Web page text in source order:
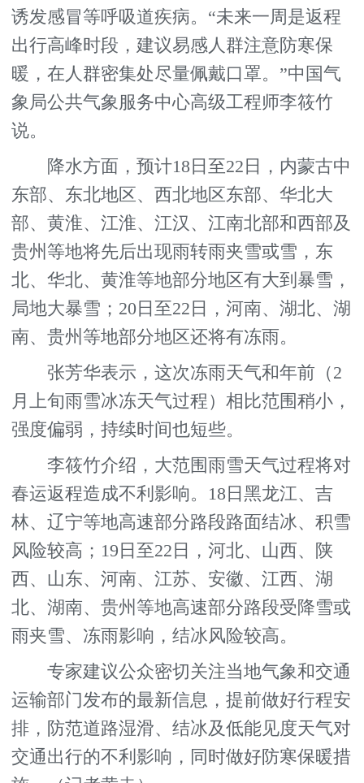
诱发感冒等呼吸道疾病。“未来一周是返程
出行高峰时段，建议易感人群注意防寒保
暖，在人群密集处尽量佩戴口罩。”中国气
象局公共气象服务中心高级工程师李筱竹
说。
降水方面，预计18日至22日，内蒙古中
东部、东北地区、西北地区东部、华北大
部、黄淮、江淮、江汉、江南北部和西部及
贵州等地将先后出现雨转雨夹雪或雪，东
北、华北、黄淮等地部分地区有大到暴雪，
局地大暴雪；20日至22日，河南、湖北、湖
南、贵州等地部分地区还将有冻雨。
张芳华表示，这次冻雨天气和年前（2
月上旬雨雪冰冻天气过程）相比范围稍小，
强度偏弱，持续时间也短些。
李筱竹介绍，大范围雨雪天气过程将对
春运返程造成不利影响。18日黑龙江、吉
林、辽宁等地高速部分路段路面结冰、积雪
风险较高；19日至22日，河北、山西、陕
西、山东、河南、江苏、安徽、江西、湖
北、湖南、贵州等地高速部分路段受降雪或
雨夹雪、冻雨影响，结冰风险较高。
专家建议公众密切关注当地气象和交通
运输部门发布的最新信息，提前做好行程安
排，防范道路湿滑、结冰及低能见度天气对
交通出行的不利影响，同时做好防寒保暖措